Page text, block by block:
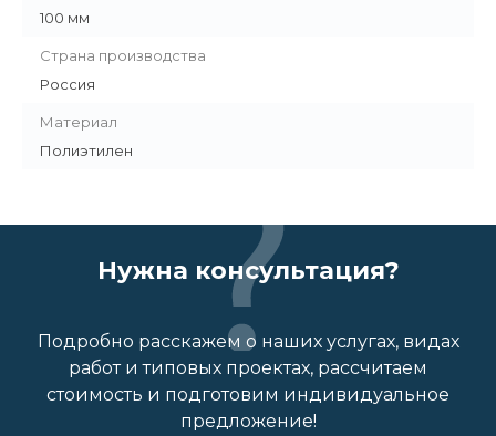
100 мм
Страна производства
Россия
Материал
Полиэтилен
Нужна консультация?
Подробно расскажем о наших услугах, видах
работ и типовых проектах, рассчитаем
стоимость и подготовим индивидуальное
предложение!